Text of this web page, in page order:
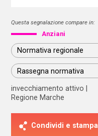
Questa segnalazione compare in:
Anziani
Normativa regionale
Rassegna normativa
invecchiamento attivo
Regione Marche
Condividi e stampa